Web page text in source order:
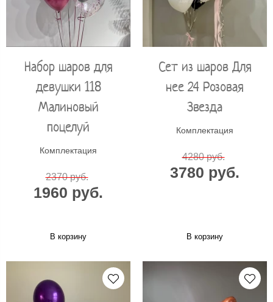
Набор шаров для
девушки 118
Малиновый
поцелуй
Комплектация
2370 руб.
1960 руб.
В корзину
Сет из шаров Для
нее 24 Розовая
Звезда
Комплектация
4280 руб.
3780 руб.
В корзину